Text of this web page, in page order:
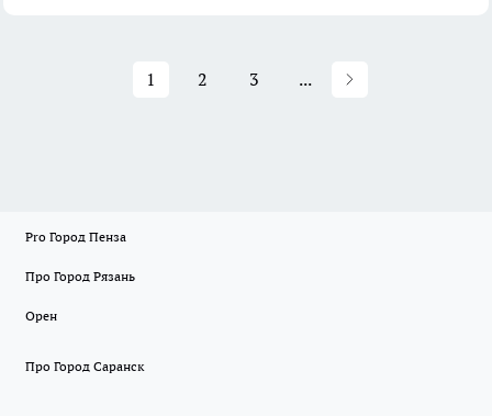
1 2 3 ...
Pro Город Пенза
Про Город Рязань
Орен
Про Город Саранск